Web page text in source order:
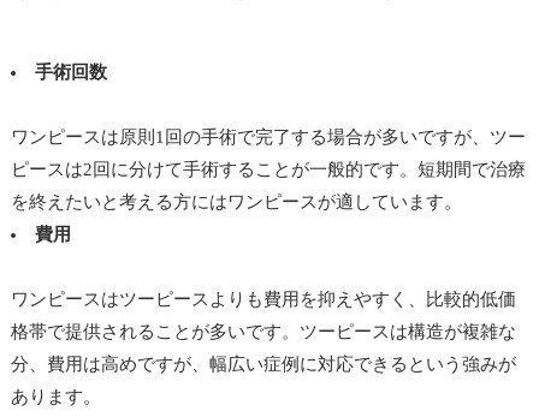
手術回数
ワンピースは原則1回の手術で完了する場合が多いですが、ツー
ピースは2回に分けて手術することが一般的です。短期間で治療
を終えたいと考える方にはワンピースが適しています。
費用
ワンピースはツーピースよりも費用を抑えやすく、比較的低価
格帯で提供されることが多いです。ツーピースは構造が複雑な
分、費用は高めですが、幅広い症例に対応できるという強みが
あります。